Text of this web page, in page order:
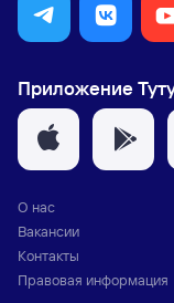
Приложение
О нас
Вакансии
Контакты
Правовая информация